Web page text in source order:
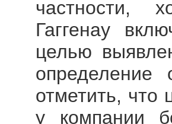
частности,
Гаггенау
целью
отметить, что
у компании